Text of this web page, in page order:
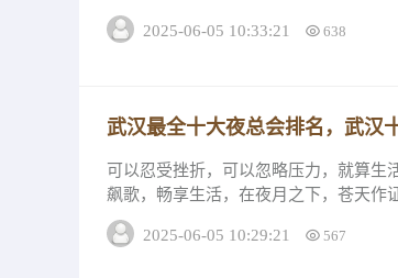
费详情和评分。 武汉最火夜总会1、武汉
2025-06-05 10:33:21
638
武汉最全十大夜总会排名，武汉
可以忍受挫折，可以忽略压力，就算生
飙歌，畅享生活，在夜月之下，苍天作
会，跟我一起来看看它们的消费详情和
2025-06-05 10:29:21
567